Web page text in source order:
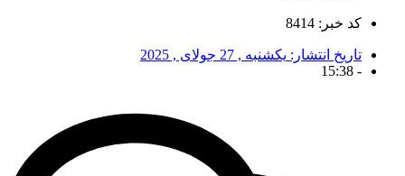
کد خبر: 8414
تاریخ انتشار: یکشنبه , 27 جولای , 2025
-
15:38